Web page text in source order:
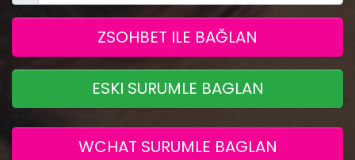
ZSOHBET ILE BAĞLAN
ESKI SURUMLE BAGLAN
WCHAT SURUMLE BAGLAN